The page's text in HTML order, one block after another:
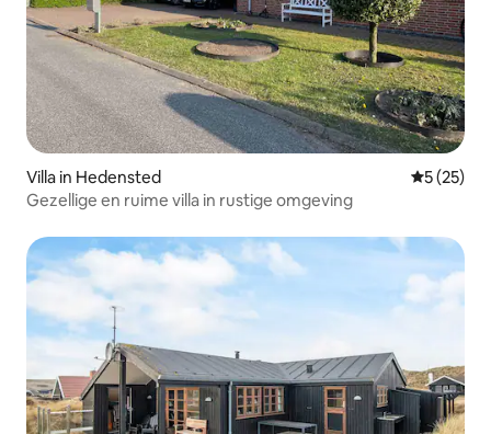
Villa in Hedensted
5 (25)
Gezellige en ruime villa in rustige omgeving